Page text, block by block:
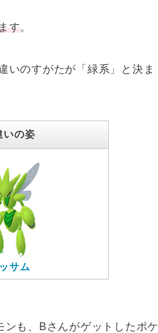
す。
いのすがたが「緑系」と決ま
いの姿
サム
も、Bさんがゲットしたポケ